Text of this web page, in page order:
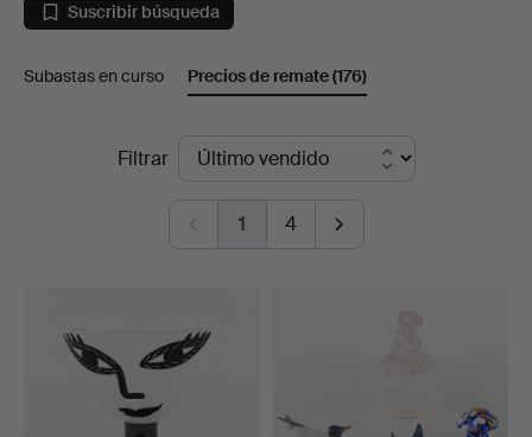
cristal
en
Karljohan
Auktioner
Suscribir búsqueda
Subastas en curso Precios de remate(176)
Filtrar
1 4